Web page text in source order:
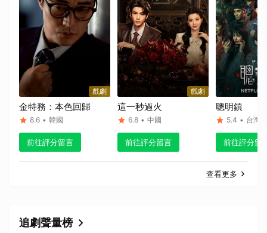
戲劇
金特務：本色回歸
8.6 • 韓國
前往評分留言
戲劇
這一秒過火
6.8 • 中國
前往評分留言
聰明鎮
5.4 • 台灣
前往評分留
查看更多
追劇聲量榜